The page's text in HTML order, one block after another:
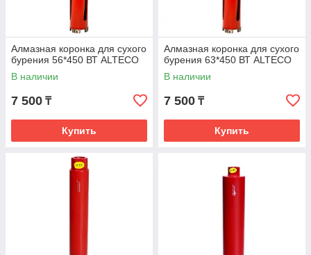
Алмазная коронка для сухого
бурения 56*450 ВТ ALTECO
В наличии
7 500 ₸
Купить
Алмазная коронка для сухого
бурения 63*450 ВТ ALTECO
В наличии
7 500 ₸
Купить